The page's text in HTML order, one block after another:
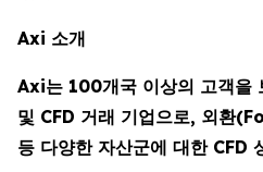
Axi 소개
Axi는 100개국 이상의 고객을
및 CFD 거래 기업으로, 외환
등 다양한 자산군에 대한 CFD